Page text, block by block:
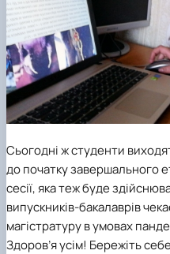
Сьогодні ж студенти
до початку завершального
сесії, яка теж буде
випускників-бакалаврів
магістратуру в умовах
Здоров’я усім! Бережіть